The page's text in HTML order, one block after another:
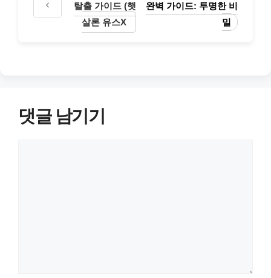
탈출 가이드 (햇
살론 유스X
완벽 가이드: 투명한 비
밀
댓글 남기기